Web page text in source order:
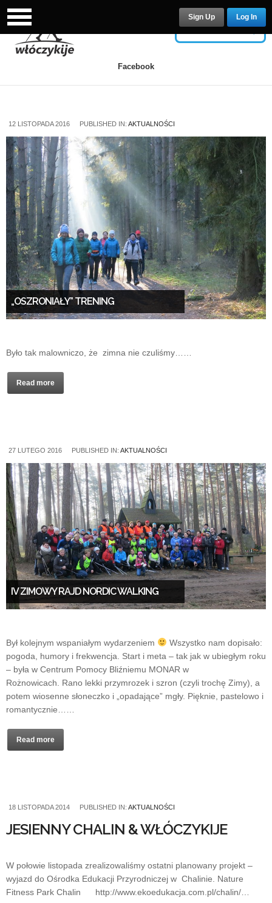
Facebook
Log In
Sign Up
12 LISTOPADA 2016 PUBLISHED IN: AKTUALNOŚCI
„OSZRONIAŁY” TRENING
Było tak malowniczo, że zimna nie czuliśmy……
Read more
27 LUTEGO 2016 PUBLISHED IN: AKTUALNOŚCI
IV ZIMOWY RAJD NORDIC WALKING
Był kolejnym wspaniałym wydarzeniem
Wszystko nam dopisało:
pogoda, humory i frekwencja. Start i meta – tak jak w ubiegłym roku
– była w Centrum Pomocy Bliźniemu MONAR w
Rożnowicach. Rano lekki przymrozek i szron (czyli trochę Zimy), a
potem wiosenne słoneczko i „opadające” mgły. Pięknie, pastelowo i
romantycznie……
Read more
18 LISTOPADA 2014 PUBLISHED IN: AKTUALNOŚCI
JESIENNY CHALIN & WŁÓCZYKIJE
W połowie listopada zrealizowaliśmy ostatni planowany projekt –
wyjazd do Ośrodka Edukacji Przyrodniczej w Chalinie. Nature
Fitness Park Chalin http://www.ekoedukacja.com.pl/chalin/…
Remember Me
Lost your password? /Register